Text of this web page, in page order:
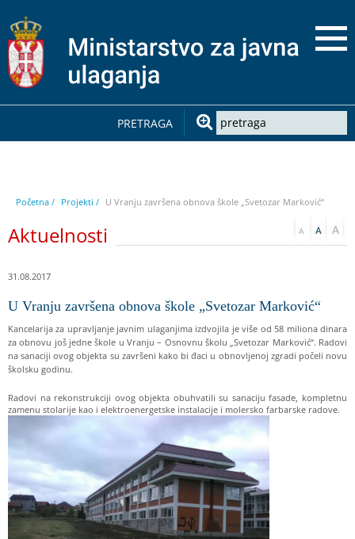
PRETRAGA
Početna / Projekti / U Vranju završena obnova škole „Svetozar Marković“
Aktuelnosti
31.08.2017
U Vranju završena obnova škole „Svetozar Marković“
Kancelarija za upravljanje javnim ulaganjima izdvojila je više od 58 miliona dinara
za obnovu još jedne škole u Vranju – Osnovnu školu „Svetozar Marković“. Radovi
na sanaciji ovog objekta su završeni kako bi đaci u obnovljenoj zgradi počeli novu
školsku godinu.
Radovi na rekonstrukciji ovog objekta obuhvatili su sanaciju fasade, kompletnu
zamenu stolarije kao i elektroenergetske instalacije i molersko farbarske radove.